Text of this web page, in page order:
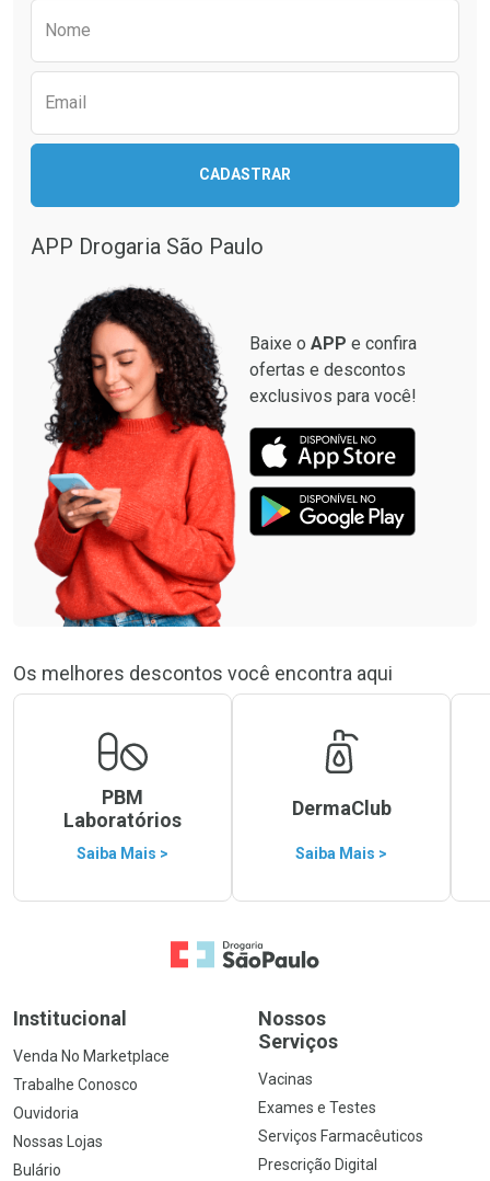
Nome
Email
CADASTRAR
APP Drogaria São Paulo
Baixe o APP e confira
ofertas e descontos
exclusivos para você!
Os melhores descontos você encontra aqui
PBM
Laboratórios
Saiba Mais >
DermaClub
Saiba Mais >
Ir para a Home
Institucional
Venda No Marketplace
Trabalhe Conosco
Ouvidoria
Nossas Lojas
Bulário
Nossos
Serviços
Vacinas
Exames e Testes
Serviços Farmacêuticos
Prescrição Digital